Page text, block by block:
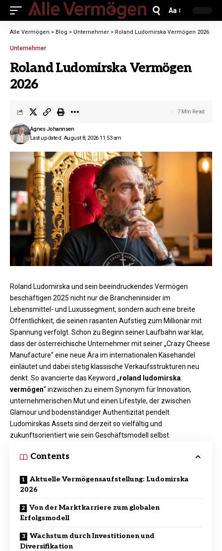
Aa
Alle Vermögen > Blog > Unternehmer > Roland Ludomirska Vermögen 2026
Unternehmer
Roland Ludomirska Vermögen
2026
Last updated: August 8, 2026 11:53 am
Agnes Johannsen
7 Min Read
Roland Ludomirska und sein beeindruckendes Vermögen
beschäftigen 2025 nicht nur die Brancheninsiderim
Lebensmittel- und Luxussegment, sondern auch eine breite
Öffentlichkeit, die seinen rasanten Aufstieg zum Millionär mit
Spannung verfolgt. Schon zu Beginn seiner Laufbahn war klar,
dass der österreichische Unternehmer mit seiner „Crazy Cheese
Manufacture“ eine neue Ära im internationalen Käsehandel
einläutet und dabei stetig klassische Verkaufsstrukturen neu
denkt. So avancierte das Keyword „roland ludomirska
vermögen“ inzwischen zu einem Synonym für Innovation,
unternehmerischen Mut und einen Lifestyle, der zwischen
Glamour und bodenständiger Authentizität pendelt.
Ludomirskas Assets sind derzeit so vielfältig und
zukunftsorientiert wie sein Geschäftsmodell selbst.​
Contents
Aktuelle Vermögensaufstellung: Ludomirska
2026
Von der Marktkarriere zum globalen
Erfolgsmodell
Wachstum durch Investitionen und
Diversifikation